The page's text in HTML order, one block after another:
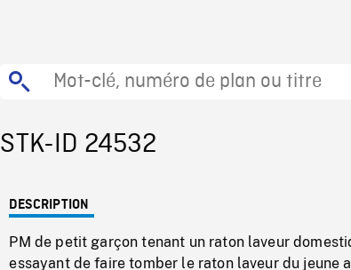
STK-ID 24532
DESCRIPTION
PM de petit garçon tenant un raton laveur
essayant de faire tomber le raton laveur du jeune